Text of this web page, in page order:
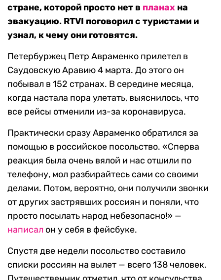
стране, которой просто нет в планах на
эвакуацию. RTVI поговорил с туристами и
узнал, к чему они готовятся.
Петербуржец Петр Авраменко прилетел в
Саудовскую Аравию 4 марта. До этого он
побывал в 152 странах. В середине месяца,
когда настала пора улетать, выяснилось, что
все рейсы отменили из-за коронавируса.
Практически сразу Авраменко обратился за
помощью в российское посольство. «Сперва
реакция была очень вялой и нас отшили по
телефону, мол разбирайтесь сами со своими
делами. Потом, вероятно, они получили звонки
от других застрявших россиян и поняли, что
просто посылать народ небезопасно!» —
написал он у себя в фейсбуке.
Спустя две недели посольство составило
списки россиян на вылет — всего 138 человек.